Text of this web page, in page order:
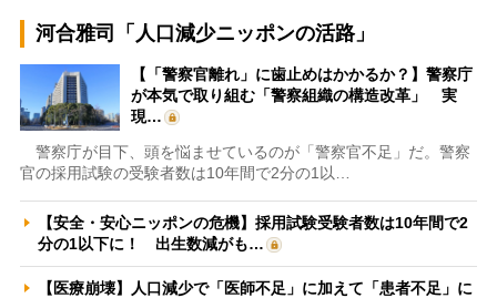
河合雅司「人口減少ニッポンの活路」
【「警察官離れ」に歯止めはかかるか？】警察庁
が本気で取り組む「警察組織の構造改革」 実
現…
警察庁が目下、頭を悩ませているのが「警察官不足」だ。警察
官の採用試験の受験者数は10年間で2分の1以…
【安全・安心ニッポンの危機】採用試験受験者数は10年間で2
分の1以下に！ 出生数減がも…
【医療崩壊】人口減少で「医師不足」に加えて「患者不足」に